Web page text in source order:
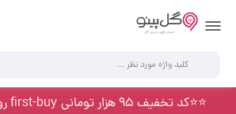
⭐️⭐️کد تخفیف 95 هزار تومانی first-buy رو از دست ندین⭐️⭐️